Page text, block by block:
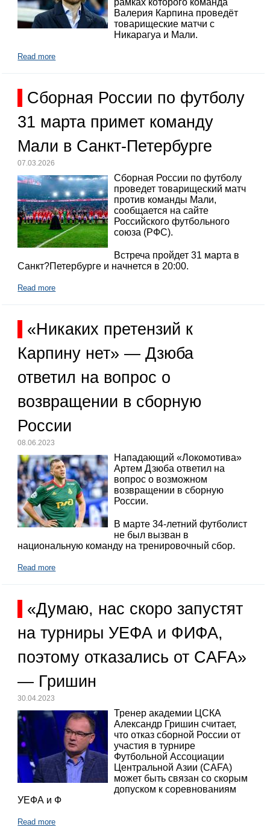
Валерия Карпина проведёт
товарищеские матчи с
Никарагуа и Мали.
Read more
Сборная России по футболу
31 марта примет команду
Мали в Санкт-Петербурге
07.03.2026
Сборная России по футболу
проведет товарищеский матч
против команды Мали,
сообщается на сайте
Российского футбольного
союза (РФС).
Встреча пройдет 31 марта в
Санкт?Петербурге и начнется в 20:00.
Read more
«Никаких претензий к
Карпину нет» — Дзюба
ответил на вопрос о
возвращении в сборную
России
08.06.2023
Нападающий «Локомотива»
Артем Дзюба ответил на
вопрос о возможном
возвращении в сборную
России.
В марте 34-летний футболист
не был вызван в
национальную команду на тренировочный сбор.
Read more
«Думаю, нас скоро запустят
на турниры УЕФА и ФИФА,
поэтому отказались от CAFA»
— Гришин
30.04.2023
Тренер академии ЦСКА
Александр Гришин считает,
что отказ сборной России от
участия в турнире
Футбольной Ассоциации
Центральной Азии (CAFA)
может быть связан со скорым
допуском к соревнованиям
УЕФА и Ф
Read more